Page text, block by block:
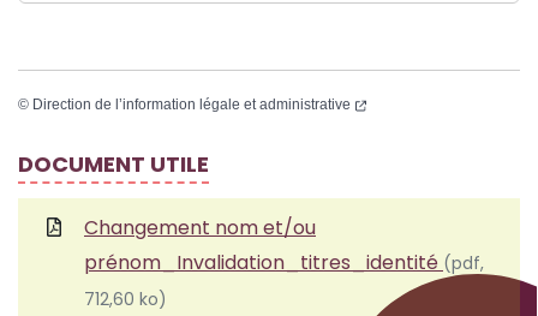
© Direction de l’information légale et administrative
DOCUMENT UTILE
Changement nom et/ou
prénom_Invalidation_titres_identité (pdf,
712,60 ko)